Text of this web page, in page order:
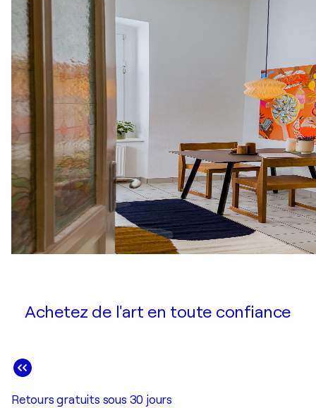
Achetez de l'art en toute confiance
Retours gratuits sous 30 jours